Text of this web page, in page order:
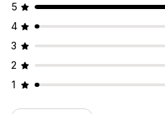
5
4
3
2
1